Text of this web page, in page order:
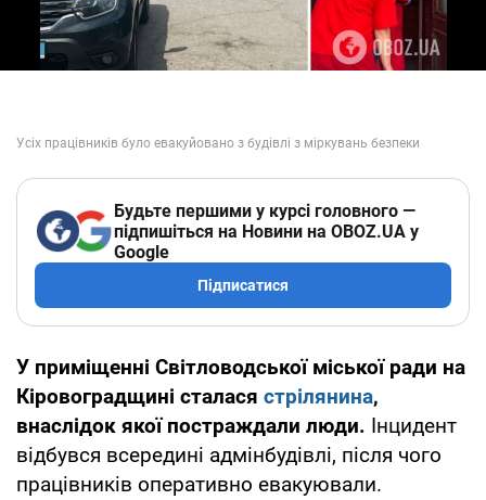
Будьте першими у курсі головного —
підпишіться на Новини на OBOZ.UA у
Google
Підписатися
У приміщенні Світловодської міської ради на
Кіровоградщині сталася стрілянина,
внаслідок якої постраждали люди. Інцидент
відбувся всередині адмінбудівлі, після чого
працівників оперативно евакуювали.